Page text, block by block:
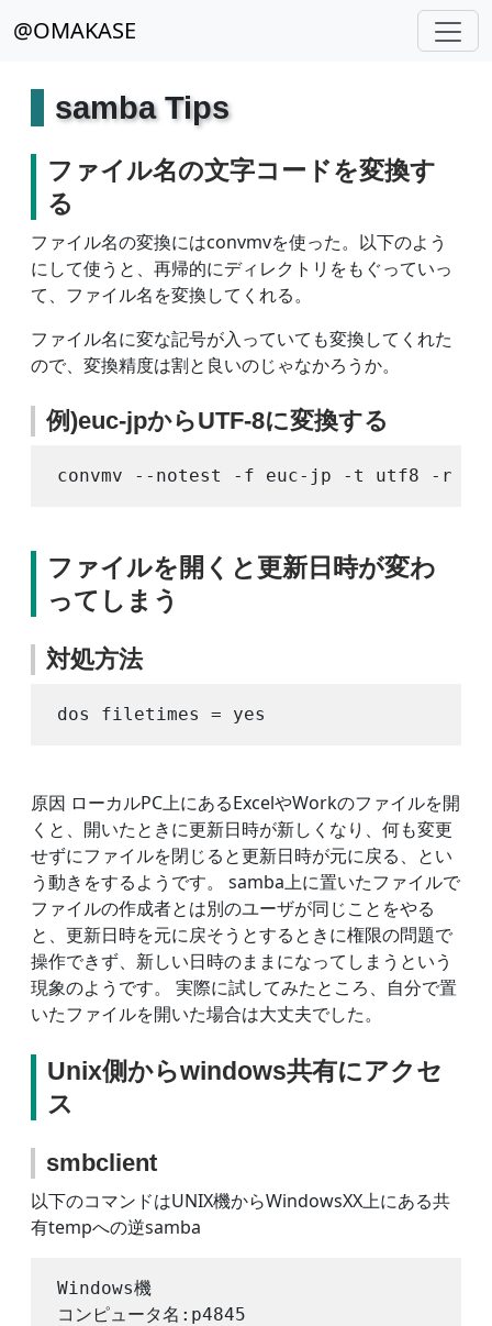
@OMAKASE
samba Tips
ファイル名の文字コードを変換す
る
ファイル名の変換にはconvmvを使った。以下のよう
にして使うと、再帰的にディレクトリをもぐっていっ
て、ファイル名を変換してくれる。
ファイル名に変な記号が入っていても変換してくれた
ので、変換精度は割と良いのじゃなかろうか。
例)euc-jpからUTF-8に変換する
ファイルを開くと更新日時が変わ
ってしまう
対処方法
原因 ローカルPC上にあるExcelやWorkのファイルを開
くと、開いたときに更新日時が新しくなり、何も変更
せずにファイルを閉じると更新日時が元に戻る、とい
う動きをするようです。 samba上に置いたファイルで
ファイルの作成者とは別のユーザが同じことをやる
と、更新日時を元に戻そうとするときに権限の問題で
操作できず、新しい日時のままになってしまうという
現象のようです。 実際に試してみたところ、自分で置
いたファイルを開いた場合は大丈夫でした。
Unix側からwindows共有にアクセ
ス
smbclient
以下のコマンドはUNIX機からWindowsXX上にある共
有tempへの逆samba
Windows機
コンピュータ名:p4845